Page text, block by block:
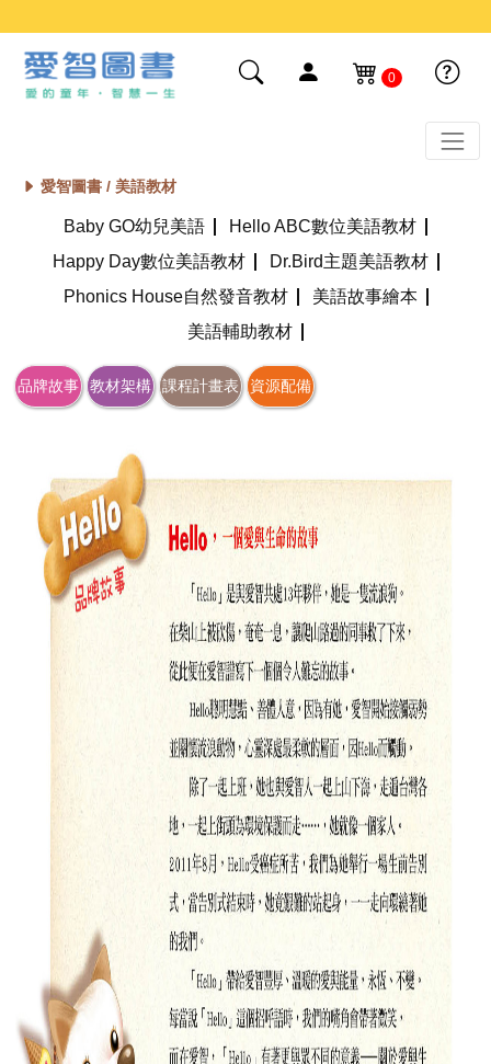
0
愛智圖書 / 美語教材
Baby GO幼兒美語
Hello ABC數位美語教材
Happy Day數位美語教材
Dr.Bird主題美語教材
Phonics House自然發音教材
美語故事繪本
美語輔助教材
品牌故事 教材架構 課程計畫表 資源配備